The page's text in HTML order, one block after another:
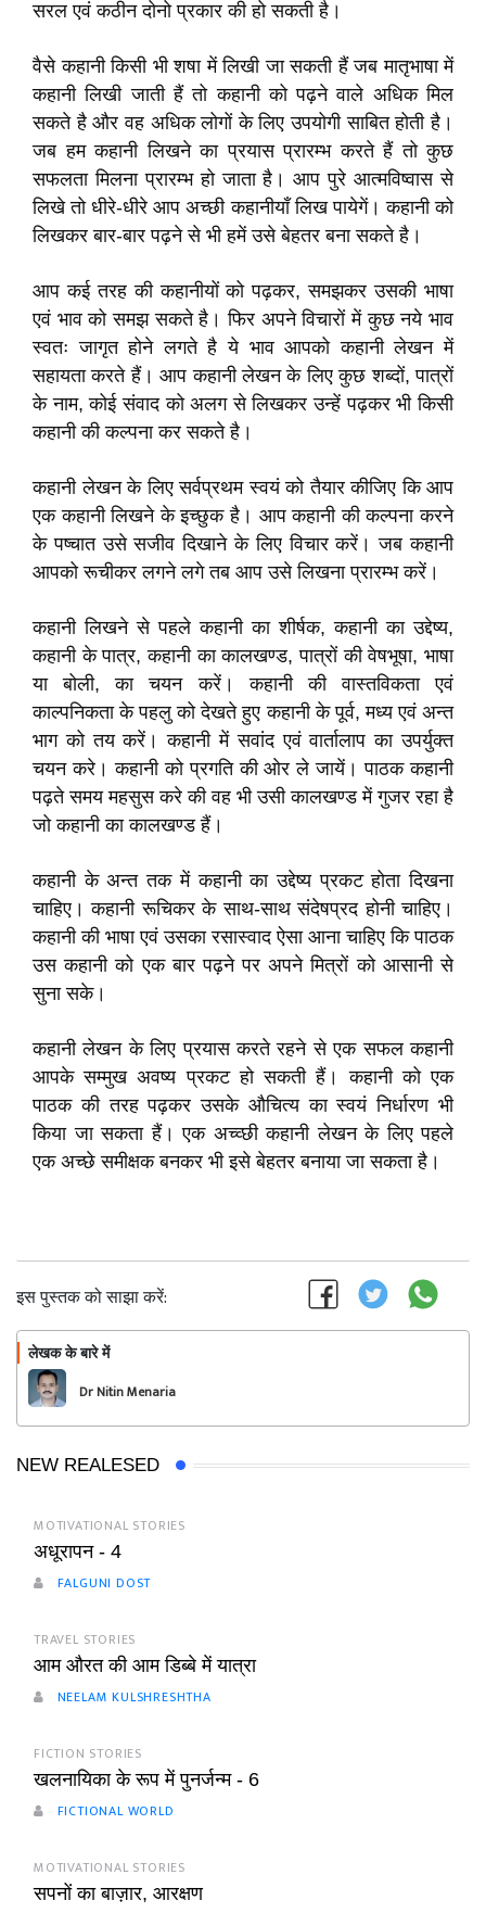
सरल एवं कठीन दोनो प्रकार की हो सकती है।
वैसे कहानी किसी भी शषा में लिखी जा सकती हैं जब मातृभाषा में
कहानी लिखी जाती हैं तो कहानी को पढ़ने वाले अधिक मिल
सकते है और वह अधिक लोगों के लिए उपयोगी साबित होती है।
जब हम कहानी लिखने का प्रयास प्रारम्भ करते हैं तो कुछ
सफलता मिलना प्रारम्भ हो जाता है। आप पुरे आत्मविष्वास से
लिखे तो धीरे-धीरे आप अच्छी कहानीयाँ लिख पायेगें। कहानी को
लिखकर बार-बार पढ़ने से भी हमें उसे बेहतर बना सकते है।
आप कई तरह की कहानीयों को पढ़कर, समझकर उसकी भाषा
एवं भाव को समझ सकते है। फिर अपने विचारों में कुछ नये भाव
स्वतः जागृत होने लगते है ये भाव आपको कहानी लेखन में
सहायता करते हैं। आप कहानी लेखन के लिए कुछ शब्दों, पात्रों
के नाम, कोई संवाद को अलग से लिखकर उन्हें पढ़कर भी किसी
कहानी की कल्पना कर सकते है।
कहानी लेखन के लिए सर्वप्रथम स्वयं को तैयार कीजिए कि आप
एक कहानी लिखने के इच्छुक है। आप कहानी की कल्पना करने
के पष्चात उसे सजीव दिखाने के लिए विचार करें। जब कहानी
आपको रूचीकर लगने लगे तब आप उसे लिखना प्रारम्भ करें।
कहानी लिखने से पहले कहानी का शीर्षक, कहानी का उद्देष्य,
कहानी के पात्र, कहानी का कालखण्ड, पात्रों की वेषभूषा, भाषा
या बोली, का चयन करें। कहानी की वास्तविकता एवं
काल्पनिकता के पहलु को देखते हुए कहानी के पूर्व, मध्य एवं अन्त
भाग को तय करें। कहानी में सवांद एवं वार्तालाप का उपर्युक्त
चयन करे। कहानी को प्रगति की ओर ले जायें। पाठक कहानी
पढ़ते समय महसुस करे की वह भी उसी कालखण्ड में गुजर रहा है
जो कहानी का कालखण्ड हैं।
कहानी के अन्त तक में कहानी का उद्देष्य प्रकट होता दिखना
चाहिए। कहानी रूचिकर के साथ-साथ संदेषप्रद होनी चाहिए।
कहानी की भाषा एवं उसका रसास्वाद ऐसा आना चाहिए कि पाठक
उस कहानी को एक बार पढ़ने पर अपने मित्रों को आसानी से
सुना सके।
कहानी लेखन के लिए प्रयास करते रहने से एक सफल कहानी
आपके सम्मुख अवष्य प्रकट हो सकती हैं। कहानी को एक
पाठक की तरह पढ़कर उसके औचित्य का स्वयं निर्धारण भी
किया जा सकता हैं। एक अच्व्छी कहानी लेखन के लिए पहले
एक अच्छे समीक्षक बनकर भी इसे बेहतर बनाया जा सकता है।
इस पुस्तक को साझा करें:
लेखक के बारे में
Dr Nitin Menaria
NEW REALESED
MOTIVATIONAL STORIES
अधूरापन - 4
FALGUNI DOST
TRAVEL STORIES
आम औरत की आम डिब्बे में यात्रा
NEELAM KULSHRESHTHA
FICTION STORIES
खलनायिका के रूप में पुनर्जन्म - 6
FICTIONAL WORLD
MOTIVATIONAL STORIES
सपनों का बाज़ार, आरक्षण